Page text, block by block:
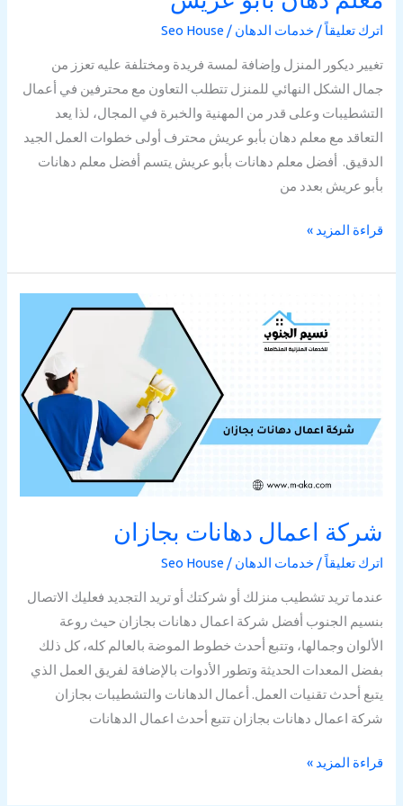
اترك تعليقاً /خدمات الدهان /
Seo House
تغيير ديكور المنزل وإضافة لمسة فريدة ومختلفة عليه تعزز من
جمال الشكل النهائي للمنزل تتطلب التعاون مع محترفين في أعمال
التشطيبات وعلى قدر من المهنية والخبرة في المجال، لذا يعد
التعاقد مع معلم دهان بأبو عريش محترف أولى خطوات العمل الجيد
الدقيق. أفضل معلم دهانات بأبو عريش يتسم أفضل معلم دهانات
بأبو عريش بعدد من
قراءة المزيد »
شركة اعمال دهانات بجازان
اترك تعليقاً /خدمات الدهان /
Seo House
عندما تريد تشطيب منزلك أو شركتك أو تريد التجديد فعليك الاتصال
بنسيم الجنوب أفضل شركة اعمال دهانات بجازان حيث روعة
الألوان وجمالها، وتتبع أحدث خطوط الموضة بالعالم كله، كل ذلك
بفضل المعدات الحديثة وتطور الأدوات بالإضافة لفريق العمل الذي
يتبع أحدث تقنيات العمل. أعمال الدهانات والتشطيبات بجازان
شركة اعمال دهانات بجازان تتبع أحدث اعمال الدهانات
قراءة المزيد »